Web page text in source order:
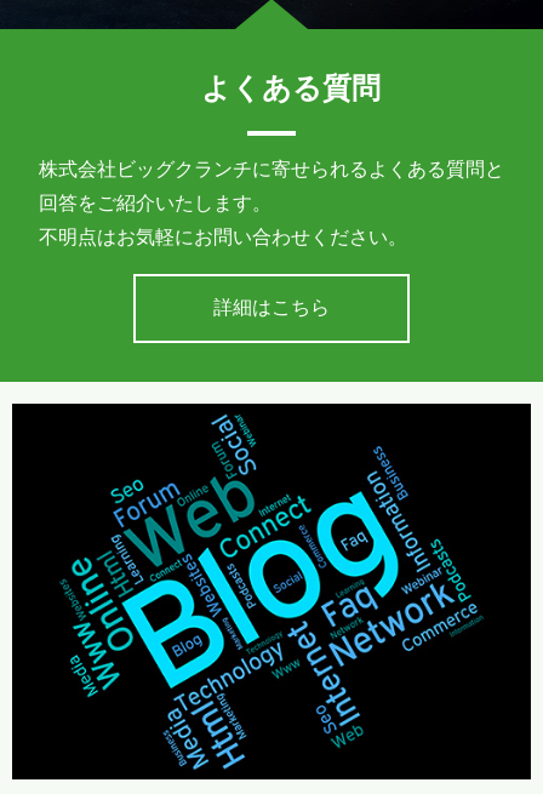
よくある質問
株式会社ビッグクランチに寄せられるよくある質問と
回答をご紹介いたします。
不明点はお気軽にお問い合わせください。
詳細はこちら